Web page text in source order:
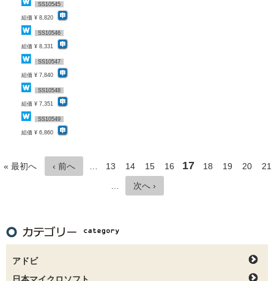
SS10545
組価 ¥ 8,820
SS10546
組価 ¥ 8,331
SS10547
組価 ¥ 7,840
SS10548
組価 ¥ 7,351
SS10549
組価 ¥ 6,860
« 最初へ ‹ 前へ 13 14 15 16 17 18 19 20
21
次へ ›
アドビ